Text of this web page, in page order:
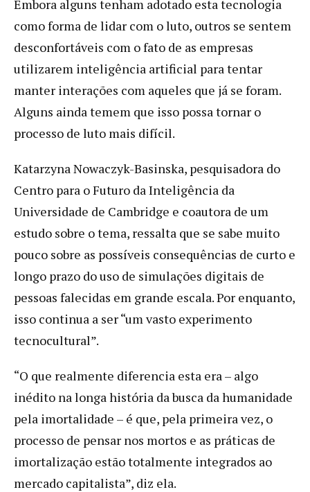
Embora alguns tenham adotado esta tecnologia
como forma de lidar com o luto, outros se sentem
desconfortáveis ​​com o fato de as empresas
utilizarem inteligência artificial para tentar
manter interações com aqueles que já se foram.
Alguns ainda temem que isso possa tornar o
processo de luto mais difícil.
Katarzyna Nowaczyk-Basinska, pesquisadora do
Centro para o Futuro da Inteligência da
Universidade de Cambridge e coautora de um
estudo sobre o tema, ressalta que se sabe muito
pouco sobre as possíveis consequências de curto e
longo prazo do uso de simulações digitais de
pessoas falecidas em grande escala. Por enquanto,
isso continua a ser “um vasto experimento
tecnocultural”.
“O que realmente diferencia esta era – algo
inédito na longa história da busca da humanidade
pela imortalidade – é que, pela primeira vez, o
processo de pensar nos mortos e as práticas de
imortalização estão totalmente integrados ao
mercado capitalista”, diz ela.